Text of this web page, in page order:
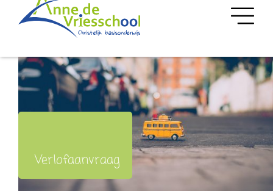
Verlofaanvraag